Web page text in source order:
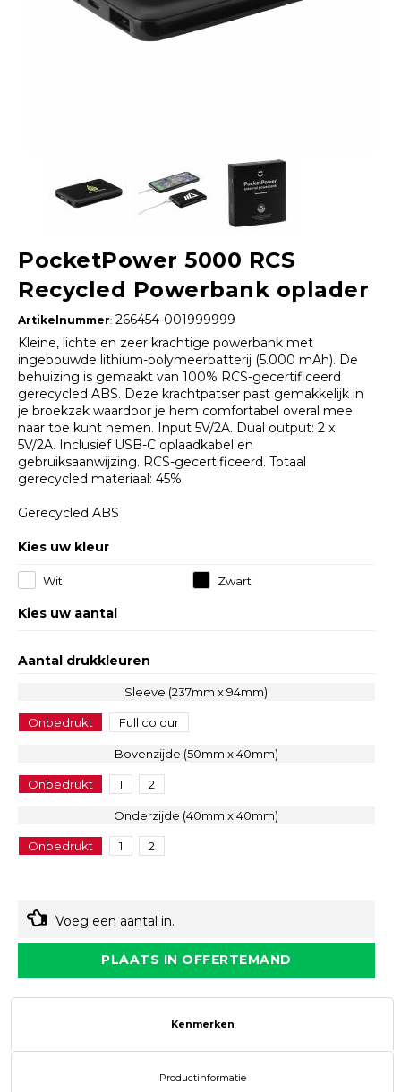
PocketPower 5000 RCS
Recycled Powerbank oplader
Artikelnummer:266454-001999999
Kleine, lichte en zeer krachtige powerbank met
ingebouwde lithium-polymeerbatterij (5.000 mAh). De
behuizing is gemaakt van 100% RCS-gecertificeerd
gerecycled ABS. Deze krachtpatser past gemakkelijk in
je broekzak waardoor je hem comfortabel overal mee
naar toe kunt nemen. Input 5V/2A. Dual output: 2 x
5V/2A. Inclusief USB-C oplaadkabel en
gebruiksaanwijzing. RCS-gecertificeerd. Totaal
gerecycled materiaal: 45%.
Gerecycled ABS
Kies uw kleur
Wit Zwart
Kies uw aantal
Aantal drukkleuren
Sleeve (237mm x 94mm)
Onbedrukt Full colour
Bovenzijde (50mm x 40mm)
Onbedrukt 1 2
Onderzijde (40mm x 40mm)
Onbedrukt 1 2
Voeg een aantal in.
PLAATS IN OFFERTEMAND
Kenmerken
Productinformatie